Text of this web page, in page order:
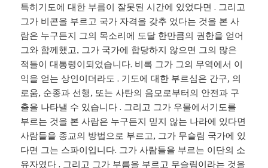
특히기도에 대한 부름이 잘못된 시간에 있었다면 . 그리고
그가 비콘을 부르고 국가 자격을 갖추 었다는 것을 본 사
람은 누구든지 그의 목소리에 도달 한만큼의 권한을 얻어
그와 함께했고, 그가 국가에 합당하지 않으면 그의 많은
적들이 대통령이되었습니다. 비록 그가 그의 무역에서 이
익을 얻는 상인이더라도 . 기도에 대한 부르심은 간구, 의
로움, 순종과 선행, 또는 사탄의 음모로부터의 안전과 구
출을 나타낼 수 있습니다 . 그리고 그가 우물에서기도를
부르는 것을 본 사람은 누구든지 믿지 않는 나라에 있다면
사람들을 종교의 방법으로 부르고, 그가 무슬림 국가에 있
다면 그는 스파이입니다. 그가 사람들을 부르는 이단의 소
유자였다 . 그리고 그가 부름을 부르고 무슬림이라는 것을